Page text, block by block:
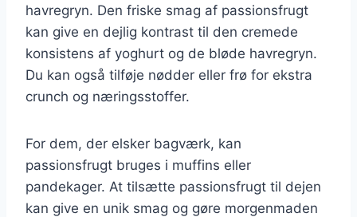
havregryn. Den friske smag af passionsfrugt
kan give en dejlig kontrast til den cremede
konsistens af yoghurt og de bløde havregryn.
Du kan også tilføje nødder eller frø for ekstra
crunch og næringsstoffer.
For dem, der elsker bagværk, kan
passionsfrugt bruges i muffins eller
pandekager. At tilsætte passionsfrugt til dejen
kan give en unik smag og gøre morgenmaden